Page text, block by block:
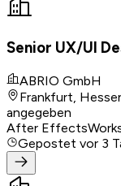
Senior UX/UI
ABRIO GmbH
Frankfurt,
angegeben
After Effects
Gepostet vor 3